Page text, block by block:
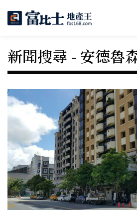
新聞搜尋 - 安德魯